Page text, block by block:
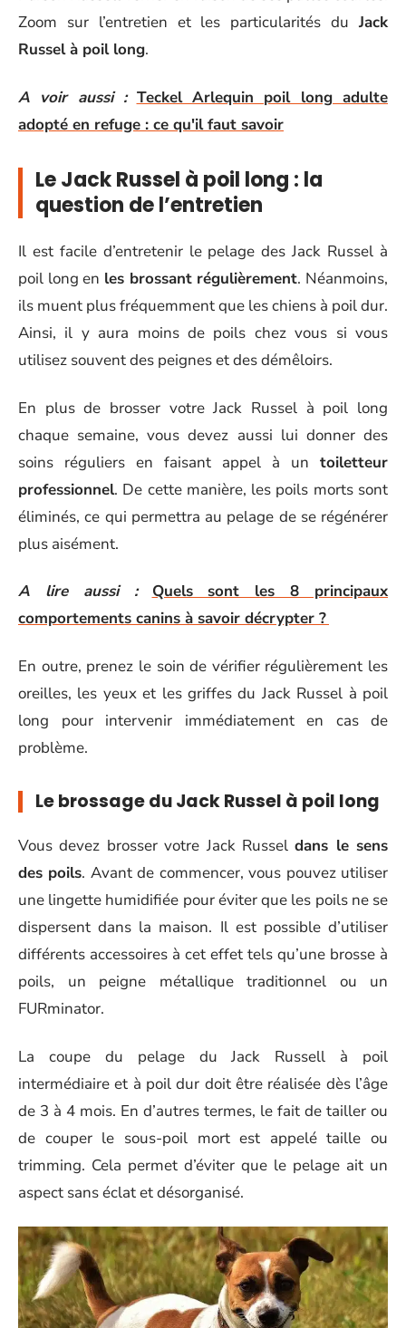
Zoom sur l’entretien et les particularités du Jack
Russel à poil long.
A voir aussi : Teckel Arlequin poil long adulte
adopté en refuge : ce qu'il faut savoir
Le Jack Russel à poil long : la
question de l’entretien
Il est facile d’entretenir le pelage des Jack Russel à
poil long en les brossant régulièrement. Néanmoins,
ils muent plus fréquemment que les chiens à poil dur.
Ainsi, il y aura moins de poils chez vous si vous
utilisez souvent des peignes et des démêloirs.
En plus de brosser votre Jack Russel à poil long
chaque semaine, vous devez aussi lui donner des
soins réguliers en faisant appel à un toiletteur
professionnel. De cette manière, les poils morts sont
éliminés, ce qui permettra au pelage de se régénérer
plus aisément.
A lire aussi :
Quels sont les 8 principaux
comportements canins à savoir décrypter ?
En outre, prenez le soin de vérifier régulièrement les
oreilles, les yeux et les griffes du Jack Russel à poil
long pour intervenir immédiatement en cas de
problème.
Le brossage du Jack Russel à poil long
Vous devez brosser votre Jack Russeldans le sens
des poils. Avant de commencer, vous pouvez utiliser
une lingette humidifiée pour éviter que les poils ne se
dispersent dans la maison. Il est possible d’utiliser
différents accessoires à cet effet tels qu’une brosse à
poils, un peigne métallique traditionnel ou un
FURminator.
La coupe du pelage du Jack Russell à poil
intermédiaire et à poil dur doit être réalisée dès l’âge
de 3 à 4 mois. En d’autres termes, le fait de tailler ou
de couper le sous-poil mort est appelé taille ou
trimming. Cela permet d’éviter que le pelage ait un
aspect sans éclat et désorganisé.